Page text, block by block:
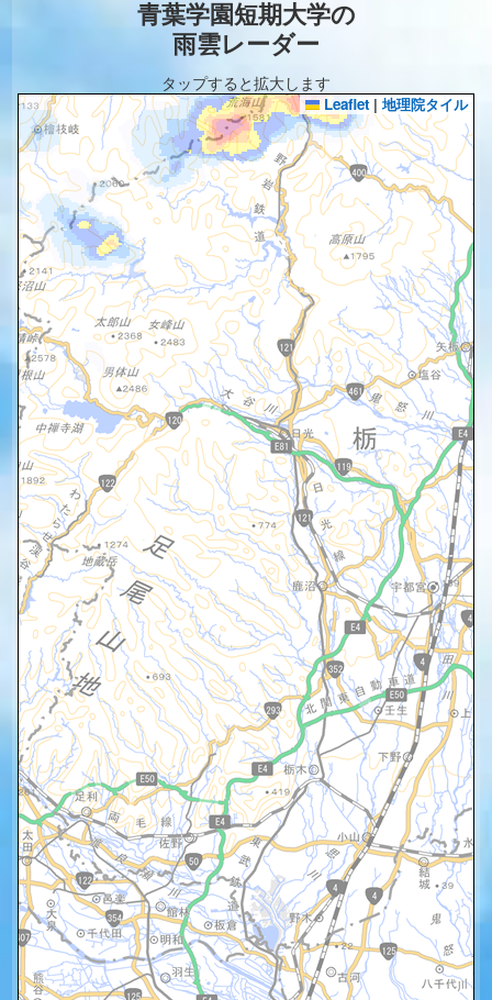
青葉学園短期大学の
雨雲レーダー
タップすると拡大します
Leaflet | 地理院タイル